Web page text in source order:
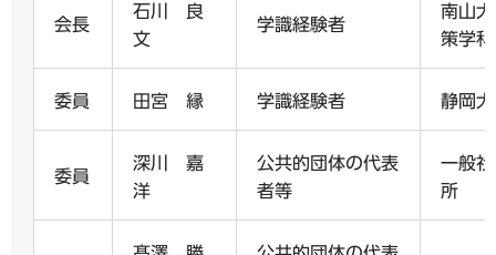
会長
石川 良
文
学識経験者
南山
策学科
委員 田宮 縁 学識経験者 静岡
委員
深川 嘉
洋
公共的団体の代表
者等
一般
所